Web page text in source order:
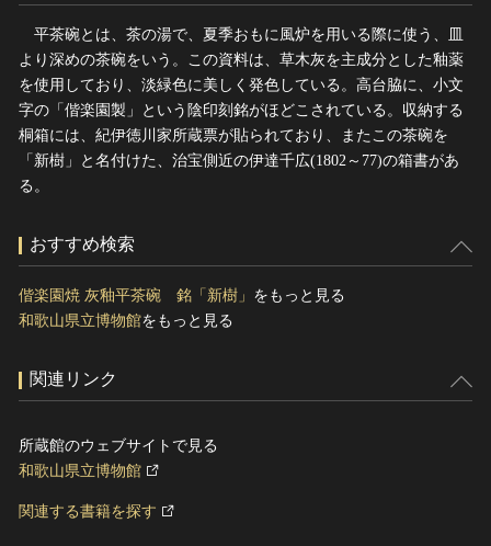
平茶碗とは、茶の湯で、夏季おもに風炉を用いる際に使う、皿
より深めの茶碗をいう。この資料は、草木灰を主成分とした釉薬
を使用しており、淡緑色に美しく発色している。高台脇に、小文
字の「偕楽園製」という陰印刻銘がほどこされている。収納する
桐箱には、紀伊徳川家所蔵票が貼られており、またこの茶碗を
「新樹」と名付けた、治宝側近の伊達千広(1802～77)の箱書があ
る。
おすすめ検索
偕楽園焼 灰釉平茶碗 銘「新樹」 をもっと見る
和歌山県立博物館をもっと見る
関連リンク
所蔵館のウェブサイトで見る
和歌山県立博物館
関連する書籍を探す